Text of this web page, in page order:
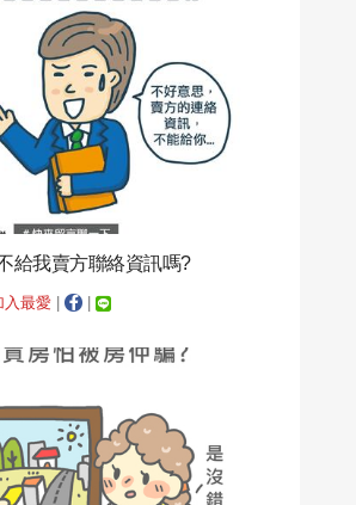
給我賣方聯絡資訊嗎?
入最愛